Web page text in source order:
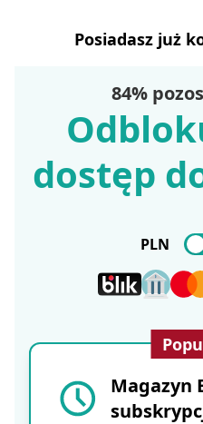
Posiadasz już
84%
dostęp
PLN
Magazyn